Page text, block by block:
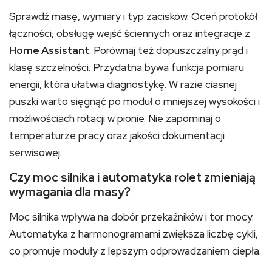
Sprawdź masę, wymiary i typ zacisków. Oceń protokół
łączności, obsługę wejść ściennych oraz integracje z
Home Assistant. Porównaj też dopuszczalny prąd i
klasę szczelności. Przydatna bywa funkcja pomiaru
energii, która ułatwia diagnostykę. W razie ciasnej
puszki warto sięgnąć po moduł o mniejszej wysokości i
możliwościach rotacji w pionie. Nie zapominaj o
temperaturze pracy oraz jakości dokumentacji
serwisowej.
Czy moc silnika i automatyka rolet zmieniają
wymagania dla masy?
Moc silnika wpływa na dobór przekaźników i tor mocy.
Automatyka z harmonogramami zwiększa liczbę cykli,
co promuje moduły z lepszym odprowadzaniem ciepła.